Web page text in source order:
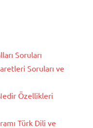
Soruları
Soruları ve
Özellikleri
Türk Dili ve